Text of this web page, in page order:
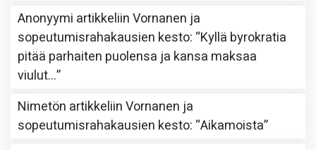
Anonyymi artikkeliinVornanen ja
sopeutumisrahakausien kesto: “Kyllä byrokratia
pitää parhaiten puolensa ja kansa maksaa
viulut…”
Nimetön artikkeliinVornanen ja
sopeutumisrahakausien kesto: “Aikamoista”